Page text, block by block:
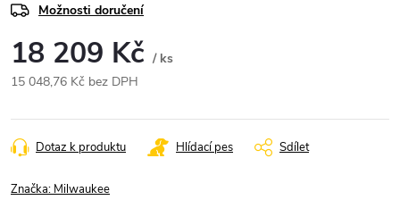
Možnosti doručení
18 209 Kč / ks
15 048,76 Kč bez DPH
cena:
Dotaz k produktu Hlídací pes Sdílet
Značka: Milwaukee